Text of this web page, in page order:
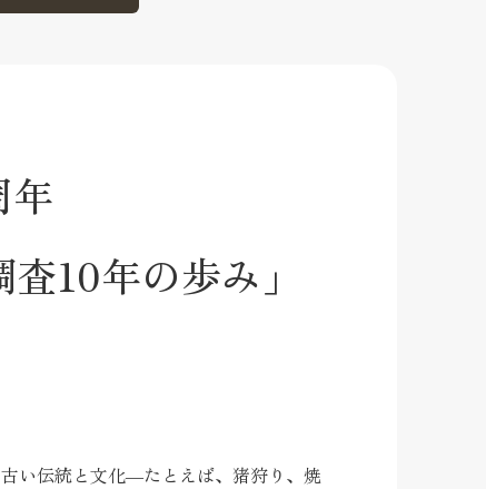
10年の歩み」
い伝統と文化―たとえば、猪狩り、焼